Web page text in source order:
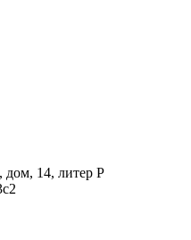
дом, 14, литер Р